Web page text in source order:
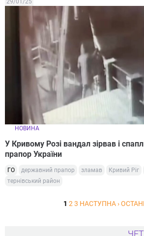
29/01/25
НОВИНА
У Кривому Розі вандал зірвав і
прапор України
ГО державний прапор зламав Кривий Ріг
тернівський район
1 2 3 НАСТУПНА ›